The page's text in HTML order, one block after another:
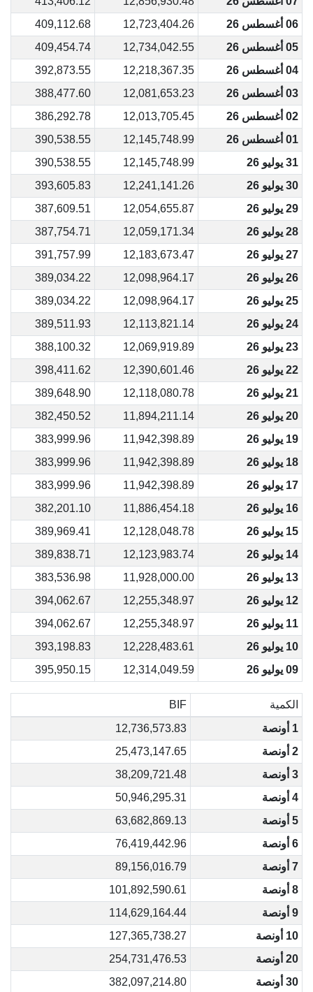
06 أغسطس 26
12,723,404.26
409,112.68
05 أغسطس 26
12,734,042.55
409,454.74
04 أغسطس 26
12,218,367.35
392,873.55
03 أغسطس 26
12,081,653.23
388,477.60
02 أغسطس 26
12,013,705.45
386,292.78
01 أغسطس 26
12,145,748.99
390,538.55
31 يوليو 26
12,145,748.99
390,538.55
30 يوليو 26
12,241,141.26
393,605.83
29 يوليو 26
12,054,655.87
387,609.51
28 يوليو 26
12,059,171.34
387,754.71
27 يوليو 26
12,183,673.47
391,757.99
26 يوليو 26
12,098,964.17
389,034.22
25 يوليو 26
12,098,964.17
389,034.22
24 يوليو 26
12,113,821.14
389,511.93
23 يوليو 26
12,069,919.89
388,100.32
22 يوليو 26
12,390,601.46
398,411.62
21 يوليو 26
12,118,080.78
389,648.90
20 يوليو 26
11,894,211.14
382,450.52
19 يوليو 26
11,942,398.89
383,999.96
18 يوليو 26
11,942,398.89
383,999.96
17 يوليو 26
11,942,398.89
383,999.96
16 يوليو 26
11,886,454.18
382,201.10
15 يوليو 26
12,128,048.78
389,969.41
14 يوليو 26
12,123,983.74
389,838.71
13 يوليو 26
11,928,000.00
383,536.98
12 يوليو 26
12,255,348.97
394,062.67
11 يوليو 26
12,255,348.97
394,062.67
10 يوليو 26
12,228,483.61
393,198.83
09 يوليو 26
12,314,049.59
395,950.15
الكمية
BIF
1 أونصة
12,736,573.83
2 أونصة
25,473,147.65
3 أونصة
38,209,721.48
4 أونصة
50,946,295.31
5 أونصة
63,682,869.13
6 أونصة
76,419,442.96
7 أونصة
89,156,016.79
8 أونصة
101,892,590.61
9 أونصة
114,629,164.44
10 أونصة
127,365,738.27
20 أونصة
254,731,476.53
30 أونصة
382,097,214.80